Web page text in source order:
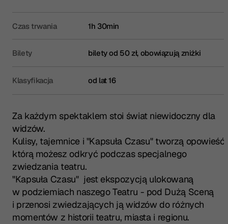
Za każdym spektaklem stoi świat niewidoczny dla
widzów.
Kulisy, tajemnice i "Kapsuła Czasu" tworzą opowieść,
którą możesz odkryć podczas specjalnego
zwiedzania teatru.
"Kapsuła Czasu" jest ekspozycją ulokowaną
w podziemiach naszego Teatru - pod Dużą Sceną
i przenosi zwiedzających ją widzów do różnych
momentów z historii teatru, miasta i regionu.
Czas trwania 1h 30min
Bilety bilety od 50 zł, obowiązują zniżki
Klasyfikacja od lat 16